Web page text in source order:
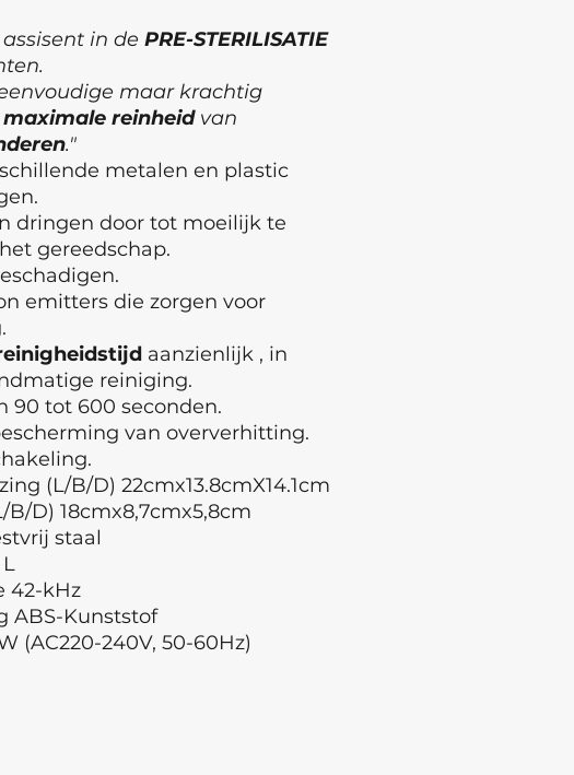
in de PRE-STERILISATIE
maar krachtig
maximale reinheid van
."
metalen en plastic
dringen door tot moeilijk te
gereedschap.
emitters die zorgen voor
aanzienlijk , in
reiniging.
90 tot 600 seconden.
van oververhitting.
(L/B/D) 22cmx13.8cmX14.1cm
D) 18cmx8,7cmx5,8cm
staal
42-kHz
ABS-Kunststof
(AC220-240V, 50-60Hz)